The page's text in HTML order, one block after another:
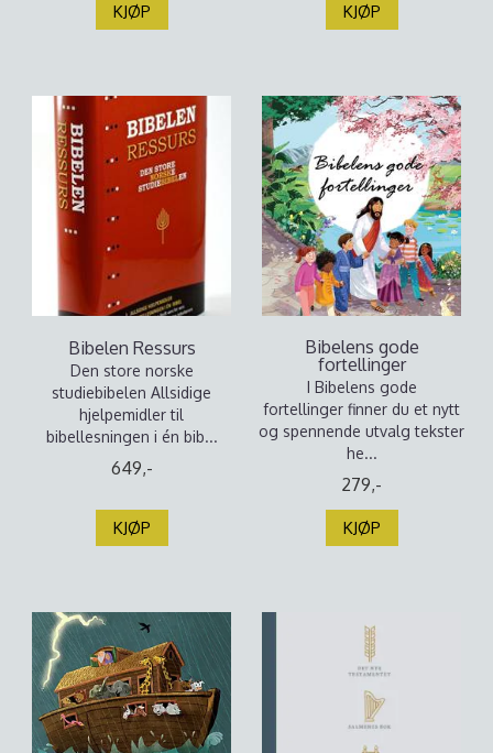
KJØP KJØP
Bibelen Ressurs
Den store norske
studiebibelen Allsidige
hjelpemidler til
bibellesningen i én bib...
649,-
KJØP
Bibelens gode
fortellinger
I Bibelens gode
fortellinger finner du et nytt
og spennende utvalg tekster
he...
279,-
KJØP